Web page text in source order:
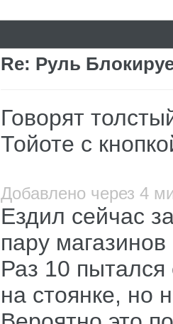
Re: Руль
Говорят
Тойоте с
Добавлено через 4
Ездил сейчас
пару
Раз 10 пытался
на стоянке, но